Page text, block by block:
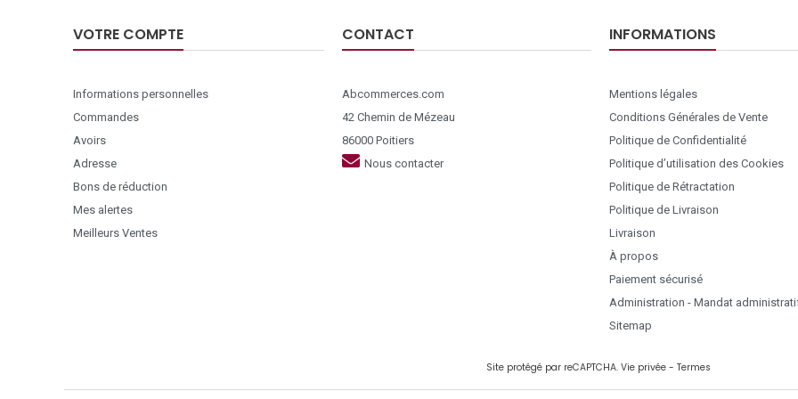
VOTRE COMPTE
Informations personnelles
Commandes
Avoirs
Adresse
Bons de réduction
Mes alertes
Meilleurs Ventes
CONTACT
Abcommerces.com
42 Chemin de Mézeau
86000 Poitiers
Nous contacter
INFORMATIONS
Mentions légales
Conditions Générales de Vente
Politique de Confidentialité
Politique d’utilisation des Cookies
Politique de Rétractation
Politique de Livraison
Livraison
À propos
Paiement sécurisé
Administration - Mandat
Sitemap
Site protégé par reCAPTCHA. Vie privée - Termes